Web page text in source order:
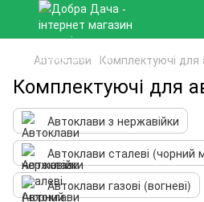
Автоклави Комплектуючі для
Комплектуючі для
Автоклави з нержавійки
Автоклави сталеві (чорний
Автоклави газові (вогневі)